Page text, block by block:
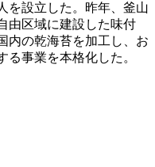
を設立した。昨年、釜山
由区域に建設した味付
内の乾海苔を加工し、お
事業を本格化した。